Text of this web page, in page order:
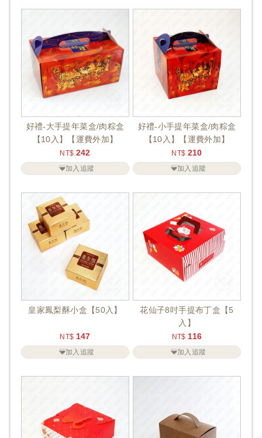
好禮-大手提年菜盒/肉粽盒
【10入】【運費外加】
NT$ 242
加入追蹤
好禮-小手提年菜盒/肉粽盒
【10入】【運費外加】
NT$ 210
加入追蹤
皇家鳳梨酥小盒【50入】
NT$ 147
加入追蹤
花仙子8吋手提布丁盒【5
入】
NT$ 116
加入追蹤